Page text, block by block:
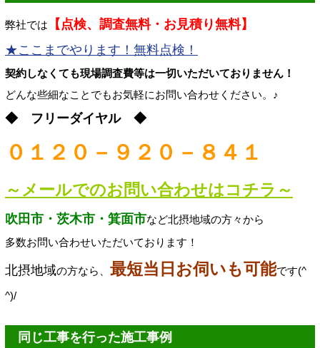
弊社では
【点検、調査無料・お見積り無料】
★ここまでやります！無料点検！
契約しなくても現場調査費等は一切いただいておりません！
どんな些細なことでもお気軽にお問い合わせください。♪
◆ フリーダイヤル ◆
０１２０－９２０－８４１
～メールでのお問い合わせはコチラ～
吹田市・茨木市・箕面市など北摂地域の方々から
多数お問い合わせいただいております！
北摂地域の方なら、 最短当日お伺いも可能です(^
^)/
同じ工事を行った施工事例